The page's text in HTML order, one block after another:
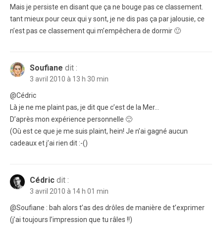
Mais je persiste en disant que ça ne bouge pas ce classement.
tant mieux pour ceux qui y sont, je ne dis pas ça par jalousie, ce
n’est pas ce classement qui m’empêchera de dormir 🙂
Soufiane dit :
3 avril 2010 à 13 h 30 min
@Cédric
Là je ne me plaint pas, je dit que c’est de la Mer…
D’après mon expérience personnelle 🙂
(Où est ce que je me suis plaint, hein! Je n’ai gagné aucun
cadeaux et j’ai rien dit :-()
Cédric dit :
3 avril 2010 à 14 h 01 min
@Soufiane : bah alors t’as des drôles de manière de t’exprimer
(j’ai toujours l’impression que tu râles !!)